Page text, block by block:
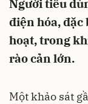
Người tiêu
điện hóa,
hoạt, trong
rào cản lớn.
Một khảo sát